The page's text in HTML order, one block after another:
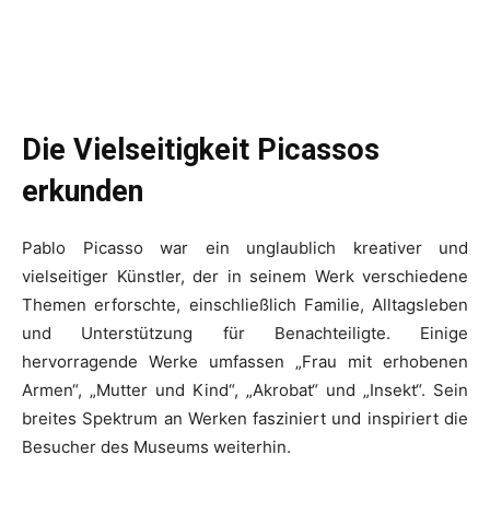
Die Vielseitigkeit Picassos
erkunden
Pablo Picasso war ein unglaublich kreativer und
vielseitiger Künstler, der in seinem Werk verschiedene
Themen erforschte, einschließlich Familie, Alltagsleben
und Unterstützung für Benachteiligte. Einige
hervorragende Werke umfassen „Frau mit erhobenen
Armen“, „Mutter und Kind“, „Akrobat“ und „Insekt“. Sein
breites Spektrum an Werken fasziniert und inspiriert die
Besucher des Museums weiterhin.